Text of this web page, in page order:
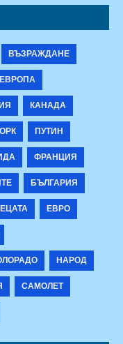
ВЪЗРАЖДАНЕ
КАНАДА
ПУТИН
ФРАНЦИЯ
БЪЛГАРИЯ
ЕВРО
НАРОД
САМОЛЕТ